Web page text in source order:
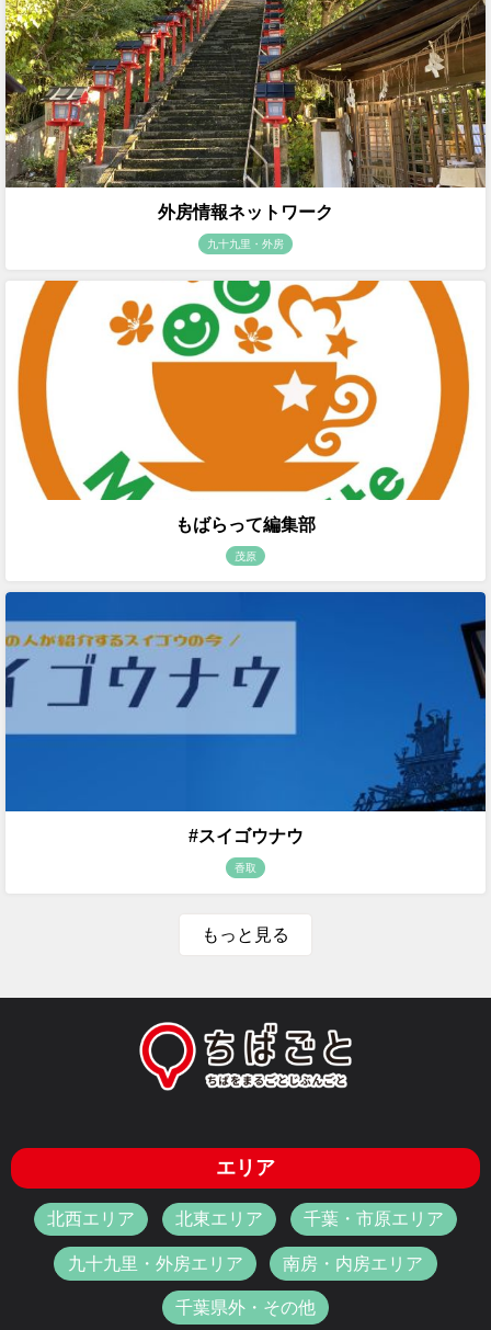
外房情報ネットワーク
九十九里・外房
もばらって編集部
茂原
#スイゴウナウ
香取
もっと見る
エリア
北西エリア 北東エリア 千葉・市原エリア
九十九里・外房エリア 南房・内房エリア
千葉県外・その他